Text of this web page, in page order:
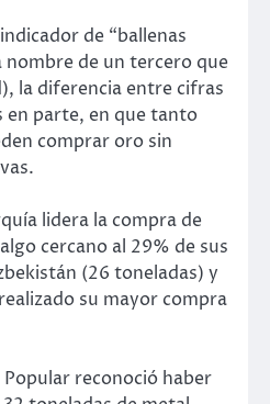
de “ballenas
nombre de un tercero que
la diferencia entre cifras
en parte, en que tanto
comprar oro sin
lidera la compra de
cercano al 29% de sus
(26 toneladas) y
su mayor compra
reconoció haber